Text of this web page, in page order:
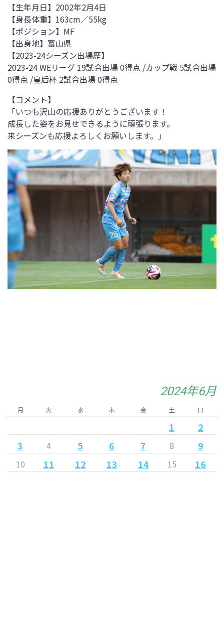
【生年月日】 2002年2月4日
【身長体重】 163cm／55kg
【ポジション】MF
【出身地】 富山県
【2023-24シーズン出場歴】
2023-24 WEリーグ 19試合出場 0得点 /カップ戦 5試合出場
0得点 /皇后杯 2試合出場 0得点
【コメント】
「いつも沢山の応援ありがとうございます！
成長した姿をお見せできるように頑張ります。
来シーズンも応援よろしくお願いします。」
2024年6月
月 火 水 木 金 土 日
1
2
3
4 5 6 7 8 9
10 11 12 13 14 15 16